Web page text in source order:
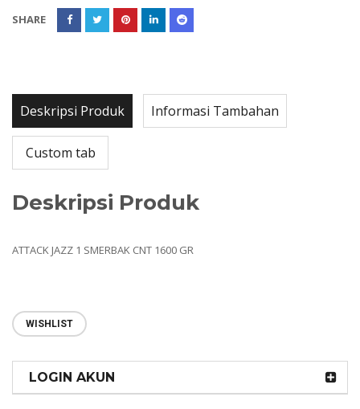
SHARE
Deskripsi Produk Informasi Tambahan
Custom tab
Deskripsi Produk
ATTACK JAZZ 1 SMERBAK CNT 1600 GR
WISHLIST
LOGIN AKUN